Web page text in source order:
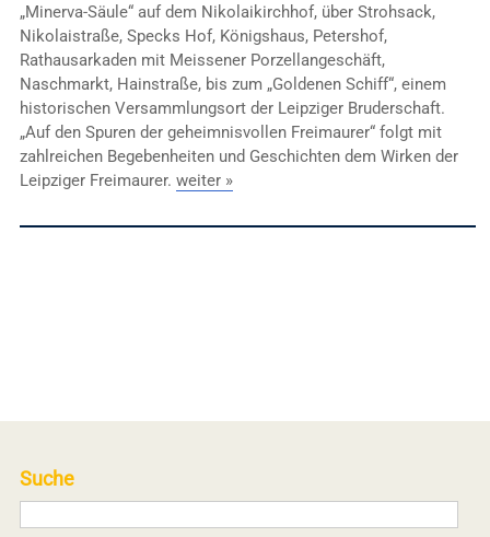
„Minerva-Säule“ auf dem Nikolaikirchhof, über Strohsack,
Nikolaistraße, Specks Hof, Königshaus, Petershof,
Rathausarkaden mit Meissener Porzellangeschäft,
Naschmarkt, Hainstraße, bis zum „Goldenen Schiff“, einem
historischen Versammlungsort der Leipziger Bruderschaft.
„Auf den Spuren der geheimnisvollen Freimaurer“ folgt mit
zahlreichen Begebenheiten und Geschichten dem Wirken der
Leipziger Freimaurer. weiter »
Suche